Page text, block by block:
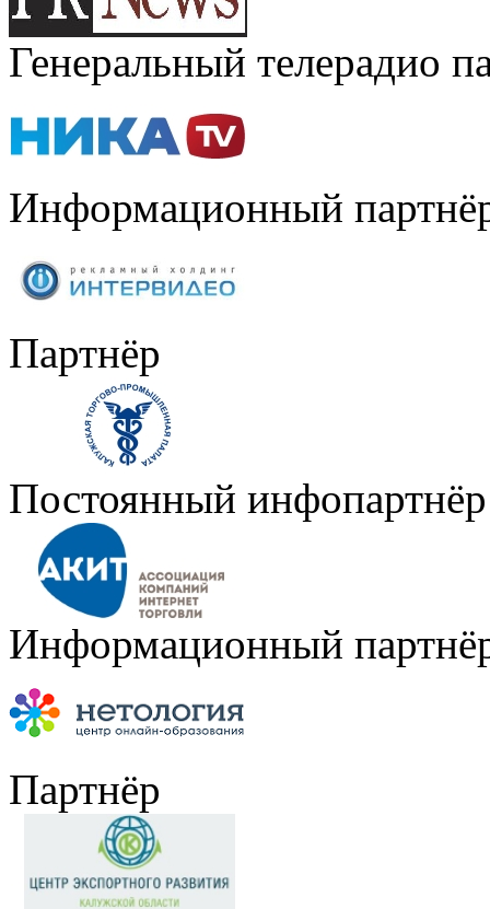
Генеральный телерадио
Информационный
Партнёр
Постоянный инфопартнёр
Информационный
Партнёр